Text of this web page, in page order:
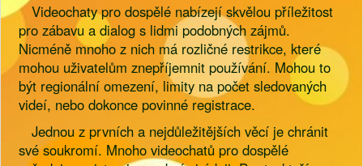
Videochaty pro dospělé nabízejí skvělou příležitost
pro zábavu a dialog s lidmi podobných zájmů.
Nicméně mnoho z nich má rozličné restrikce, které
mohou uživatelům znepříjemnit používání. Mohou to
být regionální omezení, limity na počet sledovaných
videí, nebo dokonce povinné registrace.
Jednou z prvních a nejdůležitějších věcí je chránit
své soukromí. Mnoho videochatů pro dospělé